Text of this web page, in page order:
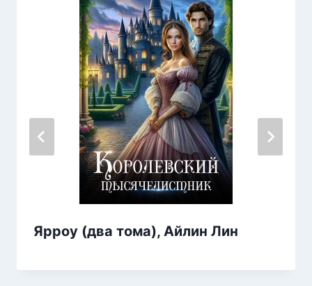
Ярроу (два тома), Айлин Лин